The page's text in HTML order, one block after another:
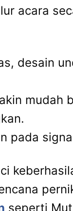
acara
desain
mudah
pada
seperti